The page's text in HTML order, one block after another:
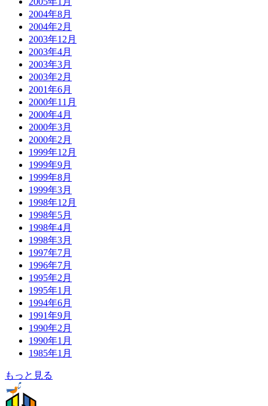
2004年8月
2004年2月
2003年12月
2003年4月
2003年3月
2003年2月
2001年6月
2000年11月
2000年4月
2000年3月
2000年2月
1999年12月
1999年9月
1999年8月
1999年3月
1998年12月
1998年5月
1998年4月
1998年3月
1997年7月
1996年7月
1995年2月
1995年1月
1994年6月
1991年9月
1990年2月
1990年1月
1985年1月
もっと見る